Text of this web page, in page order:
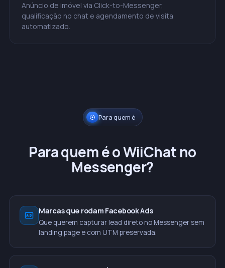
Anúncio de imóvel via Click-to-Messenger,
qualificação no chat e agendamento de visita
automatizado.
Para quem é
Para quem é o WiiChat no
Messenger?
Marcas que rodam Facebook Ads
Que querem capturar lead direto no Messenger sem
landing page e com UTM preservada.